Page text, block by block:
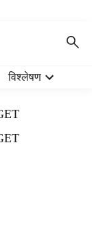
विश्लेषण